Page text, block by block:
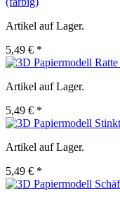
Artikel auf Lager.
5,49 € *
Artikel auf Lager.
5,49 € *
Artikel auf Lager.
5,49 € *